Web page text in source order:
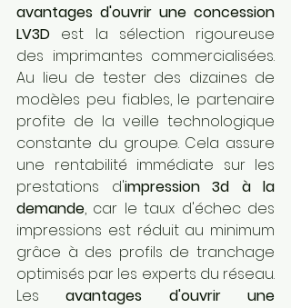
avantages d'ouvrir une concession
LV3D est la sélection rigoureuse
des imprimantes commercialisées.
Au lieu de tester des dizaines de
modèles peu fiables, le partenaire
profite de la veille technologique
constante du groupe. Cela assure
une rentabilité immédiate sur les
prestations d'impression 3d à la
demande, car le taux d'échec des
impressions est réduit au minimum
grâce à des profils de tranchage
optimisés par les experts du réseau.
Les avantages d'ouvrir une